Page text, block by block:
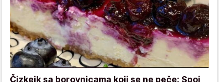
Čizkejk sa borovnicama koji se ne peče: Spoj